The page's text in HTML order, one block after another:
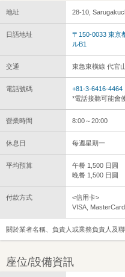
地址 28-10,
日語地址
〒150-0033 東京
ルB1
交通 東急東橫線 代官
電話號碼
+81-3-6416-4464
*電話接聽可能會
營業時間 8:00～20:00
休息日 每週星期一
平均預算
午餐 1,500 日圓
晚餐 1,500 日圓
付款方式
<信用卡>
VISA,
關於業者名稱、負責人或業務負責人及聯
座位/設備資訊